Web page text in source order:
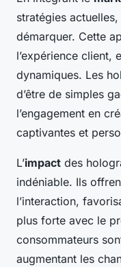
stratégies
démarquer. Cette
l’expérience client,
dynamiques. Les
d’être de simples
l’engagement en
captivantes et
L’impact des
indéniable. Ils
l’interaction,
plus forte avec le
consommateurs
augmentant les